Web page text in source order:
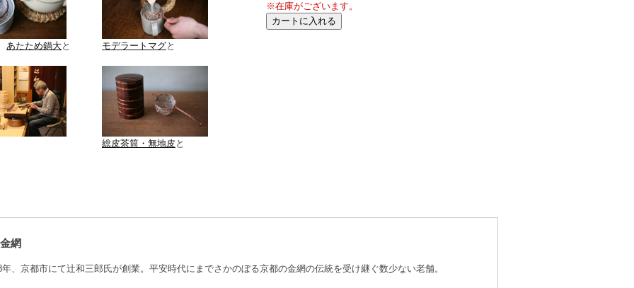
あたため鍋大と モデラートマグと
総皮茶筒・無地皮 と
※在庫がございます。
網
年、京都市にて辻和三郎氏が創業。平安時代にまでさかのぼる京都の金網の伝統を受け継ぐ数少ない老舗。